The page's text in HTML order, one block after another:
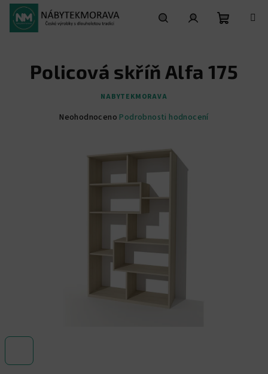
Přejít
obsah
košík
Policová skříň Alfa 175
NABYTEKMORAVA
Průměrné
Neohodnoceno Podrobnosti hodnocení